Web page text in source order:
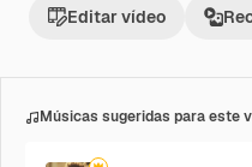
Editar vídeo
Músicas sugeridas para este